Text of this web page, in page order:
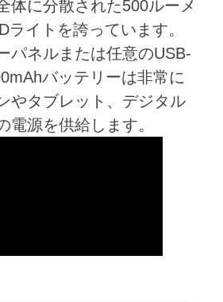
体に分散された500ルーメ
ライトを誇っています。
パネルまたは任意のUSB-
バッテリーは非常に
やタブレット、デジタル
電源を供給します。